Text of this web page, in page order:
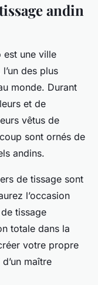
andin
est une ville
des plus
monde. Durant
et de
vêtus de
sont ornés de
andins.
de tissage sont
l’occasion
tissage
totale dans la
votre propre
maître